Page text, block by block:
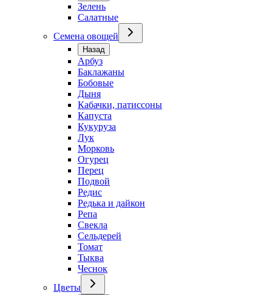
Зелень
Салатные
Семена овощей
Назад
Арбуз
Баклажаны
Бобовые
Дыня
Кабачки, патиссоны
Капуста
Кукуруза
Лук
Морковь
Огурец
Перец
Подвой
Редис
Редька и дайкон
Репа
Свекла
Сельдерей
Томат
Тыква
Чеснок
Цветы